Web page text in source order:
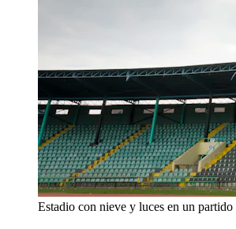
Estadio con nieve y luces en un